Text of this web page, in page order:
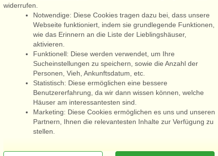
Følg os på: Facebook
Admiral Strand Feriehuse ApS | CVR 27 23 39 10 |
[x]
Sie sind hier: Blåvand, Blåvand, Dänemark, Ferienhaus 63804, 18
widerrufen.
Notwendige: Diese Cookies tragen dazu bei, dass unsere
Webseite funktioniert, indem sie grundlegende Funktionen,
wie das Erinnern an die Liste der Lieblingshäuser,
aktivieren.
Funktionell: Diese werden verwendet, um Ihre
Sucheinstellungen zu speichern, sowie die Anzahl der
Personen, Vieh, Ankunftsdatum, etc.
Statistisch: Diese ermöglichen eine bessere
Benutzererfahrung, da wir dann wissen können, welche
Häuser am interessantesten sind.
Marketing: Diese Cookies ermöglichen es uns und unseren
Partnern, Ihnen die relevantesten Inhalte zur Verfügung zu
stellen.